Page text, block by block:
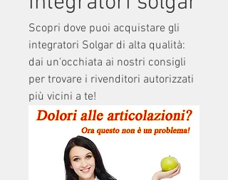
Scopri dove puoi acquistare gli
integratori Solgar di alta qualità:
dai un'occhiata ai nostri consigli
per trovare i rivenditori autorizzati
più vicini a te!